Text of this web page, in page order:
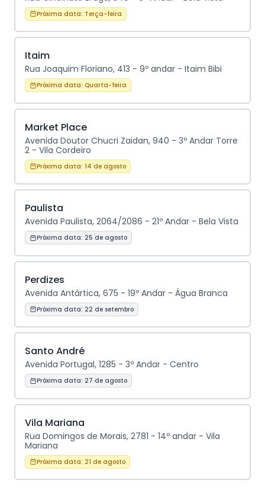
Próxima data: Terça-feira
Itaim
Rua Joaquim Floriano, 413 - 9º andar - Itaim Bibi
Próxima data: Quarta-feira
Market Place
Avenida Doutor Chucri Zaidan, 940 - 3º Andar Torre
2 - Vila Cordeiro
Próxima data: 14 de agosto
Paulista
Avenida Paulista, 2064/2086 - 21º Andar - Bela Vista
Próxima data: 25 de agosto
Perdizes
Avenida Antártica, 675 - 19º Andar - Água Branca
Próxima data: 22 de setembro
Santo André
Avenida Portugal, 1285 - 3º Andar - Centro
Próxima data: 27 de agosto
Vila Mariana
Rua Domingos de Morais, 2781 - 14º andar - Vila
Mariana
Próxima data: 21 de agosto